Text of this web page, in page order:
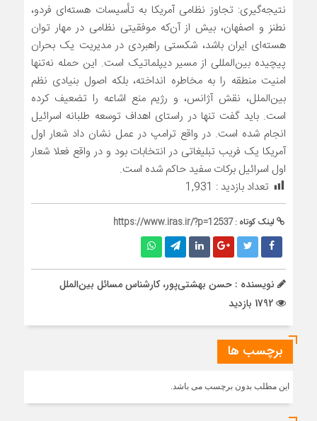
نتیجه‌گیری: تجاوز نظامی آمریکا به تأسیسات هسته‌ای فردو،
نطنز و اصفهان، بیش از آن‌که موفقیتی نظامی در مهار توان
هسته‌ای ایران باشد، شکستی راهبردی در مدیریت یک بحران
پیچیده بین‌المللی از مسیر دیپلماتیک است. این حمله نه‌تنها
امنیت منطقه را به مخاطره انداخته، بلکه اصول بنیادی نظم
بین‌الملل، نقش آژانس، و رژیم منع اشاعه را تضعیف کرده
است. باید گفت تنها در راستای اهداف توسعه طلبانه اسرائیل
انجام شده است. در واقع ترامپ در عمل نشان داد شعار اول
آمریکا یک فریب تبلیغاتی در انتخابات بود و در واقع فعلا شعار
اول اسرائیل برکات سفید حاکم شده است.
تعداد بازدید : 1,931
لینک کوتاه :https://www.iras.ir/?p=12537
نویسنده : حسن بهشتی‌پور، کارشناس مسائل بین‌الملل
برچسب ها
این مطلب بدون برچسب می باشد.